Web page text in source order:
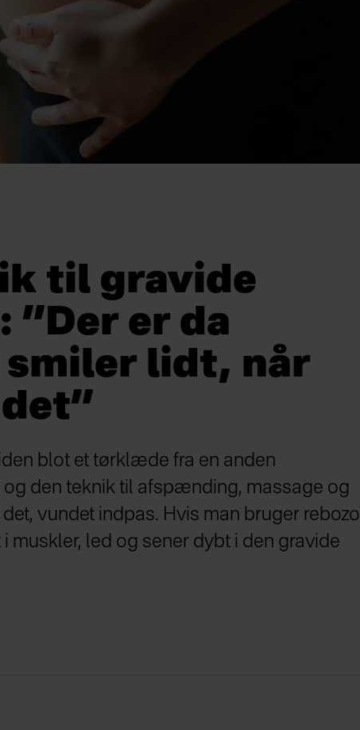
til gravide
”Der er da
smiler lidt, når
blot et tørklæde fra en anden
den teknik til afspænding, massage og
vundet indpas. Hvis man bruger rebozo
muskler, led og sener dybt i den gravide